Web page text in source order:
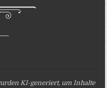
KI-generiert, um Inhalte